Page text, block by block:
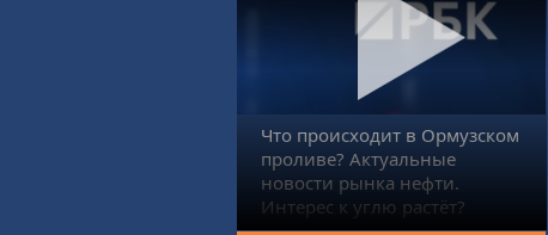
Что происходит в Ормузском
проливе? Актуальные
новости рынка нефти.
Интерес к углю растёт?